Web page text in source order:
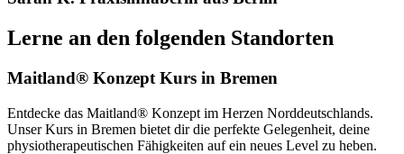
Lerne an den folgenden Standorten
Maitland® Konzept Kurs in Bremen
Entdecke das Maitland® Konzept im Herzen Norddeutschlands.
Unser Kurs in Bremen bietet dir die perfekte Gelegenheit, deine
physiotherapeutischen Fähigkeiten auf ein neues Level zu heben.